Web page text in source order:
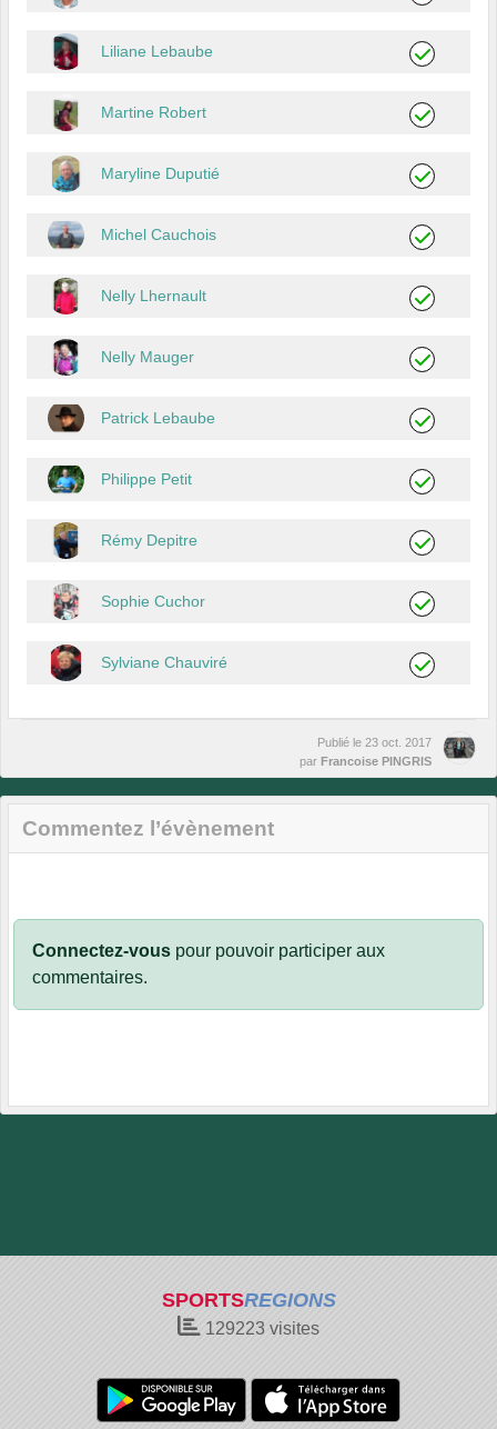
Liliane Lebaube
Martine Robert
Maryline Duputié
Michel Cauchois
Nelly Lhernault
Nelly Mauger
Patrick Lebaube
Philippe Petit
Rémy Depitre
Sophie Cuchor
Sylviane Chauviré
Publié le 23 oct. 2017
par Francoise PINGRIS
Commentez l’évènement
Connectez-vous pour pouvoir participer aux
commentaires.
SPORTSREGIONS
129223 visites